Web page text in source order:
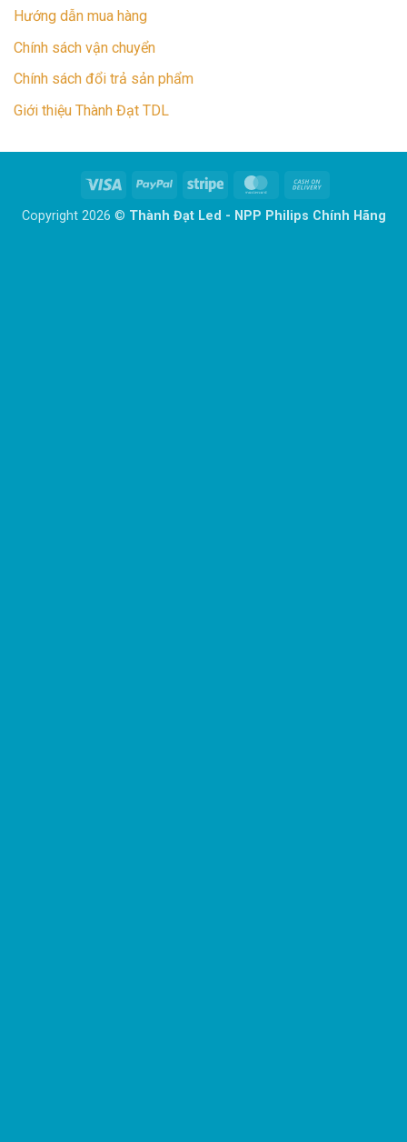
Hướng dẫn mua hàng
Chính sách vận chuyển
Chính sách đổi trả sản phẩm
Giới thiệu Thành Đạt TDL
Visa PayPal Stripe MasterCard
Delivery
Copyright 2026 © Thành Đạt Led - NPP Philips Chính Hãng